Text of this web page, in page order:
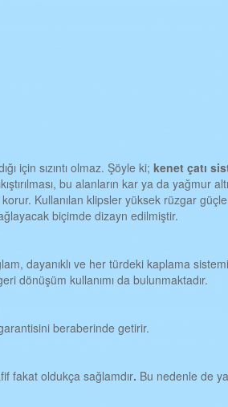
için sızıntı olmaz. Şöyle ki; kenet çatı
bu alanların kar ya da yağmur
Kullanılan klipsler yüksek rüzgar
biçimde dizayn edilmiştir.
dayanıklı ve her türdeki kaplama
dönüşüm kullanımı da bulunmaktadır.
beraberinde getirir.
fakat oldukça sağlamdır. Bu nedenle de